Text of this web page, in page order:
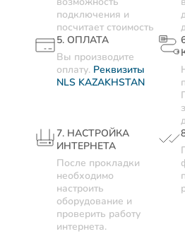
подключения и
посчитает стоимость
5. ОПЛАТА
Вы производите
оплату. Реквизиты
NLS KAZAKHSTAN
7. НАСТРОЙКА
ИНТЕРНЕТА
После прокладки
необходимо
настроить
оборудование и
проверить работу
интернета.